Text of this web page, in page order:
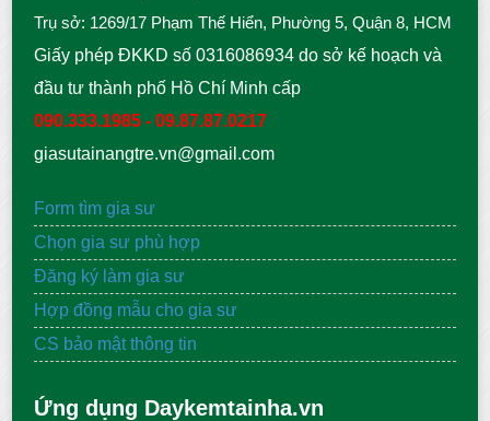
Trụ sở: 1269/17 Phạm Thế Hiển, Phường 5, Quận 8, HCM
Giấy phép ĐKKD số 0316086934 do sở kế hoạch và
đầu tư thành phố Hồ Chí Minh cấp
090.333.1985 - 09.87.87.0217
giasutainangtre.vn@gmail.com
Form tìm gia sư
Chọn gia sư phù hợp
Đăng ký làm gia sư
Hợp đồng mẫu cho gia sư
CS bảo mật thông tin
Ứng dụng Daykemtainha.vn